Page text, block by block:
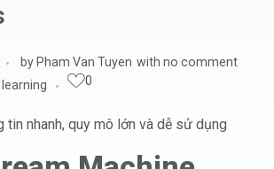
by Pham Van Tuyen with no comment
0
tin nhanh, quy mô lớn và dễ sử dụng